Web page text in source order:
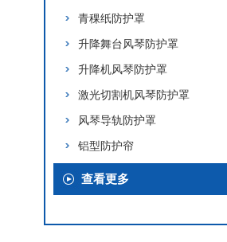
青稞纸防护罩
升降舞台风琴防护罩
升降机风琴防护罩
激光切割机风琴防护罩
风琴导轨防护罩
铝型防护帘
查看更多